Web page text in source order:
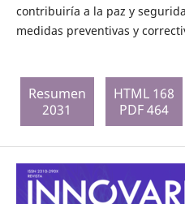
contribuiría a la paz y
medidas preventivas y
Resumen
2031
HTML 168
PDF 464